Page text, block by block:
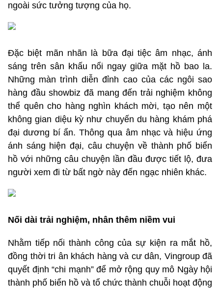
ngoài sức tưởng tượng của họ.
Đặc biệt mãn nhãn là bữa đại tiệc âm nhạc, ánh
sáng trên sân khấu nổi ngay giữa mặt hồ bao la.
Những màn trình diễn đỉnh cao của các ngôi sao
hàng đầu showbiz đã mang đến trải nghiệm không
thể quên cho hàng nghìn khách mời, tạo nên một
không gian diệu kỳ như chuyến du hàng khám phá
đại dương bí ẩn. Thông qua âm nhạc và hiệu ứng
ánh sáng hiện đại, câu chuyện về thành phố biển
hồ với những câu chuyện lần đầu được tiết lộ, đưa
người xem đi từ bất ngờ này đến ngạc nhiên khác.
Nối dài trải nghiệm, nhân thêm niềm vui
Nhằm tiếp nối thành công của sự kiện ra mắt hồ,
đồng thời tri ân khách hàng và cư dân, Vingroup đã
quyết định “chi mạnh” để mở rộng quy mô Ngày hội
thành phố biển hồ và tổ chức thành chuỗi hoạt động